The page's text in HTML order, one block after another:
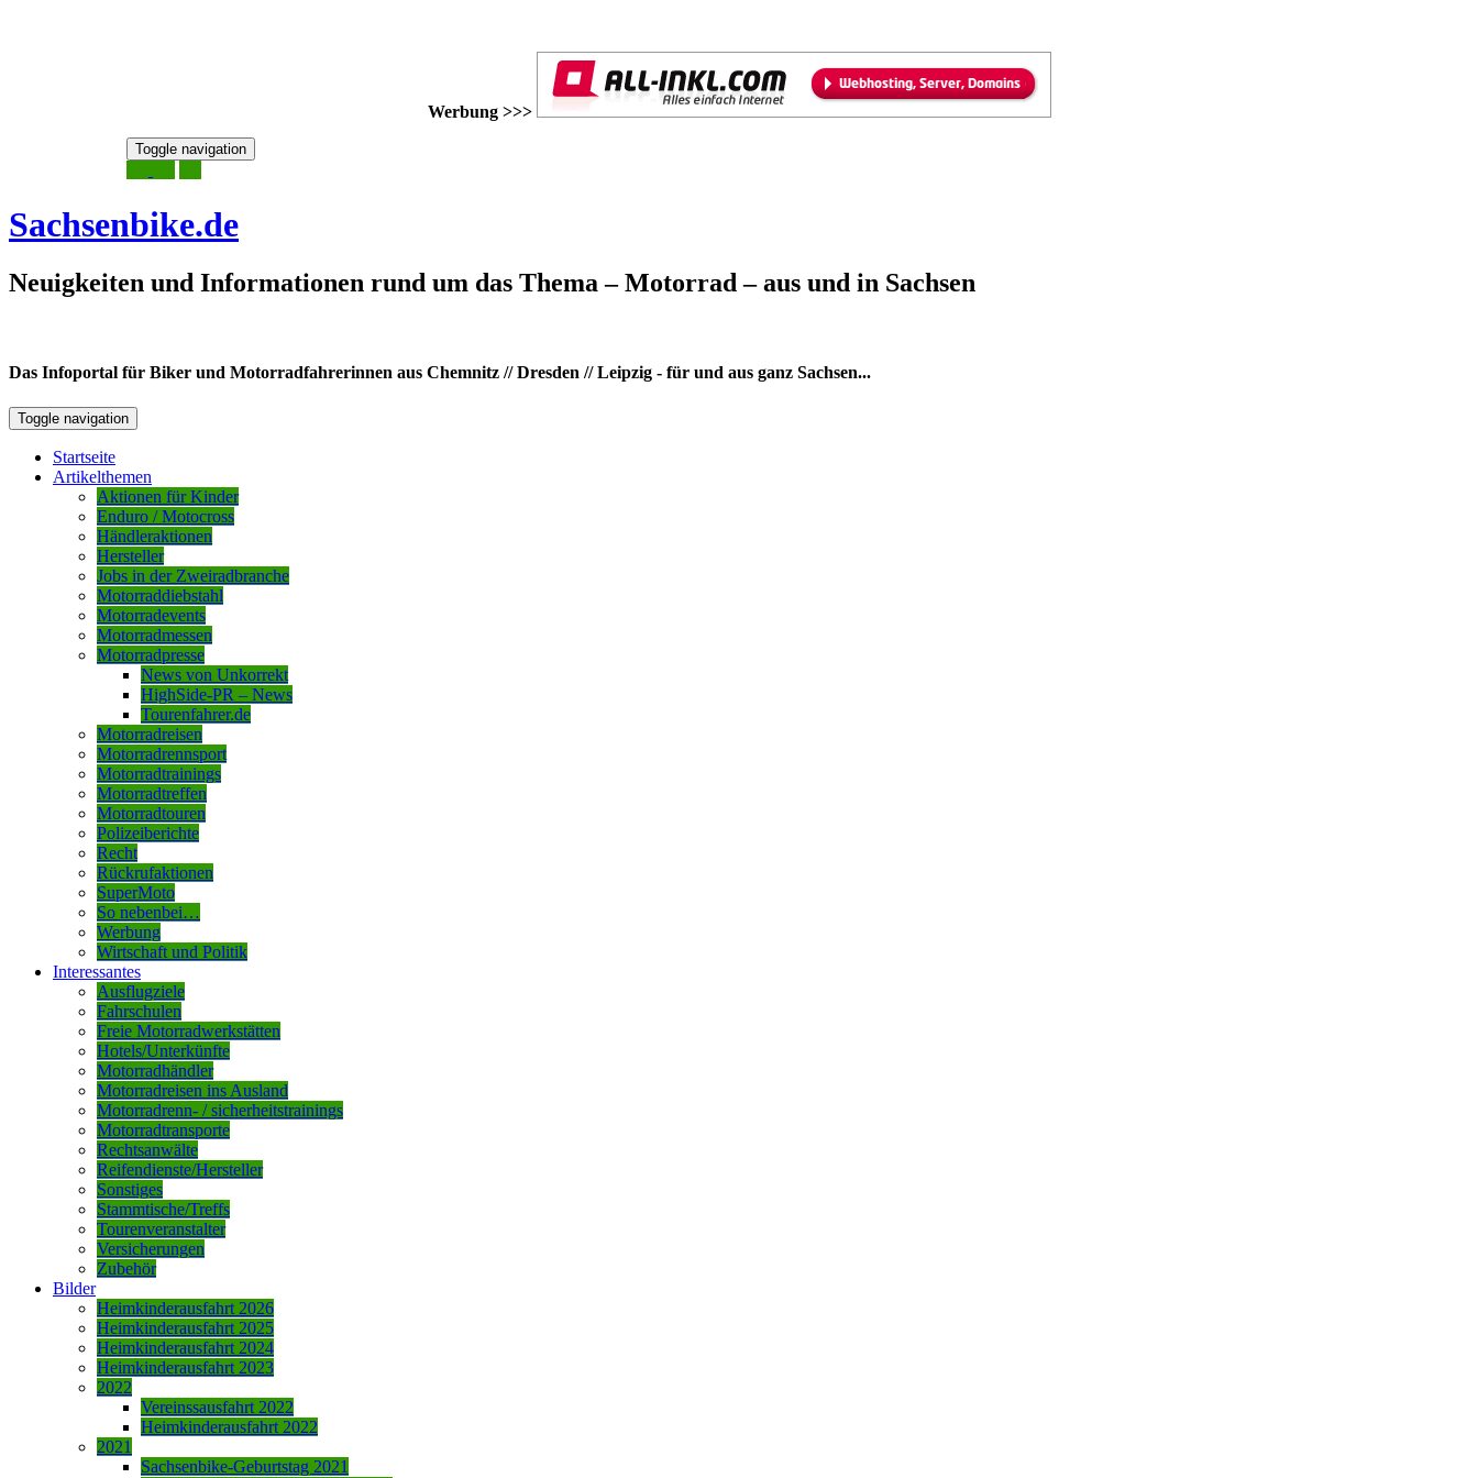
Werbung >>>
Toggle navigation
Sachsenbike.de
Neuigkeiten und Informationen rund um das Thema – Motorrad – aus und in Sachsen
Das Infoportal für Biker und Motorradfahrerinnen aus Chemnitz // Dresden // Leipzig - für und aus ganz Sachsen...
Toggle navigation
Startseite
Artikelthemen
Aktionen für Kinder
Enduro / Motocross
Händleraktionen
Hersteller
Jobs in der Zweiradbranche
Motorraddiebstahl
Motorradevents
Motorradmessen
Motorradpresse
News von Unkorrekt
HighSide-PR – News
Tourenfahrer.de
Motorradreisen
Motorradrennsport
Motorradtrainings
Motorradtreffen
Motorradtouren
Polizeiberichte
Recht
Rückrufaktionen
SuperMoto
So nebenbei…
Werbung
Wirtschaft und Politik
Interessantes
Ausflugziele
Fahrschulen
Freie Motorradwerkstätten
Hotels/Unterkünfte
Motorradhändler
Motorradreisen ins Ausland
Motorradrenn- / sicherheitstrainings
Motorradtransporte
Rechtsanwälte
Reifendienste/Hersteller
Sonstiges
Stammtische/Treffs
Tourenveranstalter
Versicherungen
Zubehör
Bilder
Heimkinderausfahrt 2026
Heimkinderausfahrt 2025
Heimkinderausfahrt 2024
Heimkinderausfahrt 2023
2022
Vereinssausfahrt 2022
Heimkinderausfahrt 2022
2021
Sachsenbike-Geburtstag 2021